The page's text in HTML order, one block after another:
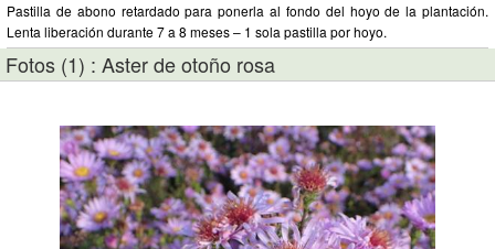
Pastilla de abono retardado para ponerla al fondo del hoyo de la plantación.
Lenta liberación durante 7 a 8 meses – 1 sola pastilla por hoyo.
Fotos (1) : Aster de otoño rosa